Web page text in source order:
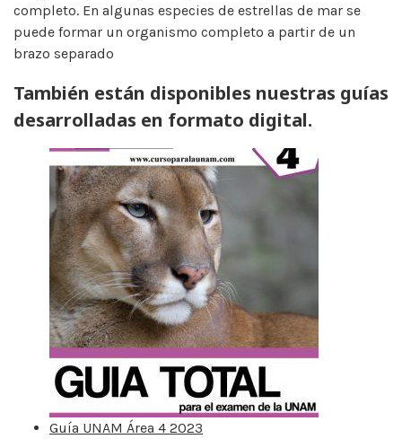
completo. En algunas especies de estrellas de mar se
puede formar un organismo completo a partir de un
brazo separado
También están disponibles nuestras guías
desarrolladas en formato digital.
Guía UNAM Área 4 2023